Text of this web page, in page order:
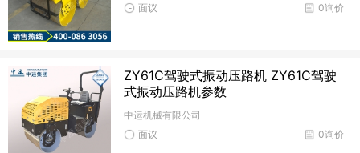
0询价
面议
ZY61C驾驶式振动压路机 ZY61C驾驶
式振动压路机参数
中运机械有限公司
0询价
面议